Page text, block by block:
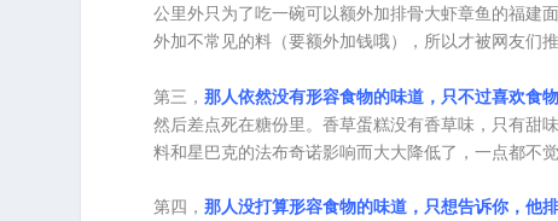
公里外只为了吃一碗可以额外加排骨大虾章鱼的福建
外加不常见的料（要额外加钱哦），所以才被网友们推
第三，那人依然没有形容食物的味道，只不过喜欢食
然后差点死在糖份里。香草蛋糕没有香草味，只有甜
料和星巴克的法布奇诺影响而大大降低了，一点都不觉
第四，那人没打算形容食物的味道，只想告诉你，他